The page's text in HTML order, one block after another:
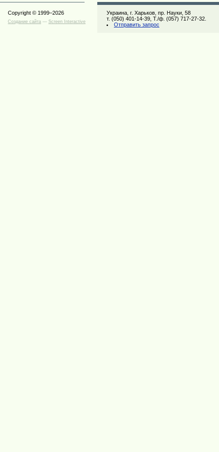
Copyright © 1999–2026
Создание сайта — Screen Interactive
Украина, г. Харьков, пр. Науки, 58
т. (050) 401-14-39, Т./ф. (057) 717-27-32.
Отправить запрос